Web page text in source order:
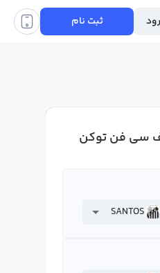
ثبت نام
سی فن توکن
SANTOS